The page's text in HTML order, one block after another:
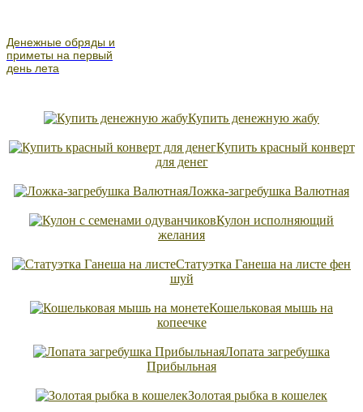
Денежные обряды и
приметы на первый
день лета
Купить денежную жабу
Купить красный конверт
для денег
Ложка-загребушка Валютная
Кулон исполняющий
желания
Статуэтка Ганеша на листе фен
шуй
Кошельковая мышь на
копеечке
Лопата загребушка
Прибыльная
Золотая рыбка в кошелек